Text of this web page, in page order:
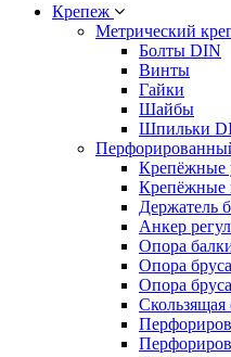
Крепеж
Метрический
Болты DIN
Винты
Гайки
Шайбы
Шпильки
Крепёжные
Крепёжные
Держатель
Анкер
Опора
Опора
Опора
Скользящая